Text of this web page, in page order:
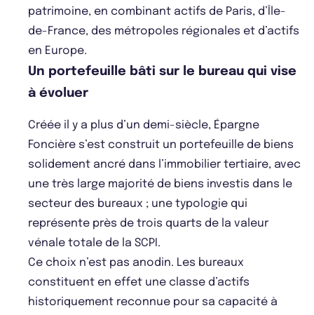
patrimoine, en combinant actifs de Paris, d’Île-
de-France, des métropoles régionales et d’actifs
en Europe.
Un portefeuille bâti sur le bureau qui vise
à évoluer
Créée il y a plus d’un demi-siècle, Épargne
Foncière s’est construit un portefeuille de biens
solidement ancré dans l’immobilier tertiaire, avec
une très large majorité de biens investis dans le
secteur des bureaux ; une typologie qui
représente près de trois quarts de la valeur
vénale totale de la SCPI.
Ce choix n’est pas anodin. Les bureaux
constituent en effet une classe d’actifs
historiquement reconnue pour sa capacité à